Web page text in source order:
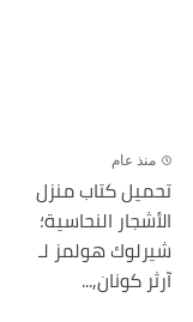
منذ عام
تحميل كتاب منزل
الأشجار النحاسية؛
شيرلوك هولمز لـ
آرثر كونان,...